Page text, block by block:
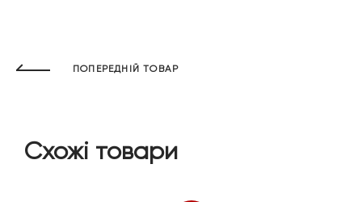
ПОПЕРЕДНІЙ ТОВАР
Схожі товари